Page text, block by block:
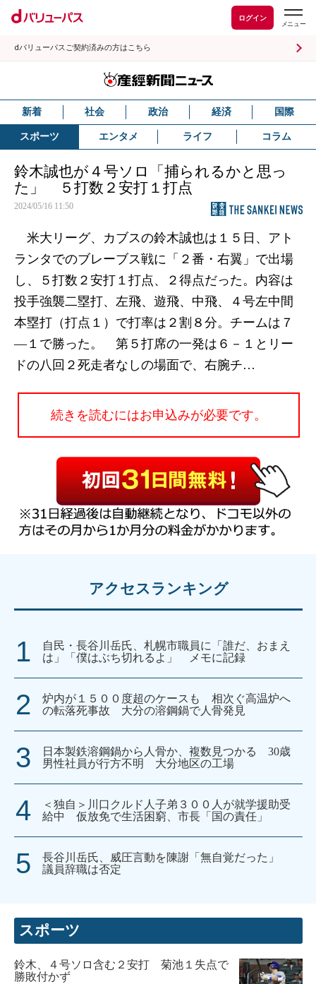
ログイン
dバリューパスご契約済みの方はこちら
新着 社会 政治 経済 国際
スポーツ エンタメ ライフ コラム
鈴木誠也が４号ソロ「捕られるかと思っ
た」 ５打数２安打１打点
2024/05/16 11:50
米大リーグ、カブスの鈴木誠也は１５日、アト
ランタでのブレーブス戦に「２番・右翼」で出場
し、５打数２安打１打点、２得点だった。内容は
投手強襲二塁打、左飛、遊飛、中飛、４号左中間
本塁打（打点１）で打率は２割８分。チームは７
―１で勝った。 第５打席の一発は６－１とリー
ドの八回２死走者なしの場面で、右腕チ…
続きを読むにはお申込みが必要です。
アクセスランキング
自民・長谷川岳氏、札幌市職員に「誰だ、おまえ
は」「僕はぶち切れるよ」 メモに記録
炉内が１５００度超のケースも 相次ぐ高温炉へ
の転落死事故 大分の溶鋼鍋で人骨発見
日本製鉄溶鋼鍋から人骨か、複数見つかる 30歳
男性社員が行方不明 大分地区の工場
＜独自＞川口クルド人子弟３００人が就学援助受
給中 仮放免で生活困窮、市長「国の責任」
長谷川岳氏、威圧言動を陳謝「無自覚だった」
議員辞職は否定
スポーツ
鈴木、４号ソロ含む２安打 菊池１失点で
勝敗付かず